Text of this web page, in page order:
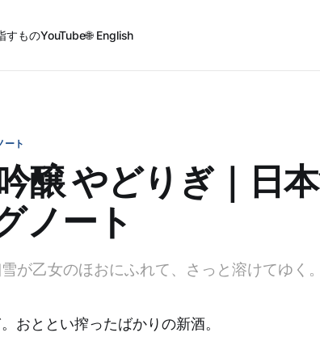
すものYouTube🌐 English
ート
醸 やどりぎ｜日
ノート
が乙女のほおにふれて、さっと溶けてゆく。
おととい搾ったばかりの新酒。